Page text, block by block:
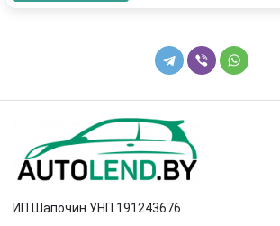
ИП Шапочин УНП 191243676